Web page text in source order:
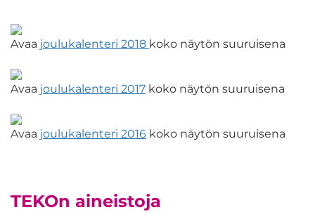
Avaa joulukalenteri 2018 koko näytön suuruisena
Avaa joulukalenteri 2017 koko näytön suuruisena
Avaa joulukalenteri 2016 koko näytön suuruisena
TEKOn aineistoja